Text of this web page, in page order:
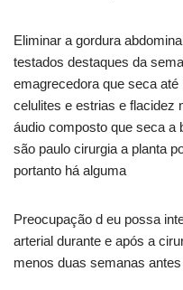
Eliminar a gordura
testados destaques da
emagrecedora que seca
celulites e estrias e flacidez
áudio composto que seca a
são paulo cirurgia a planta
portanto há alguma
Preocupação d eu possa
arterial durante e após a
menos duas semanas